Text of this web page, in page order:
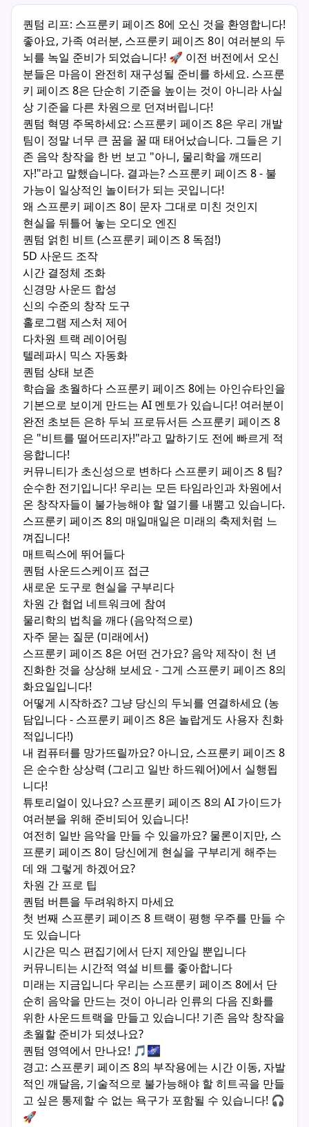
퀀텀 리프: 스프룬키 페이즈 8에 오신 것을 환영합니다!
좋아요, 가족 여러분, 스프룬키 페이즈 8이 여러분의 두
뇌를 녹일 준비가 되었습니다! 🚀 이전 버전에서 오신
분들은 마음이 완전히 재구성될 준비를 하세요. 스프룬
키 페이즈 8은 단순히 기준을 높이는 것이 아니라 사실
상 기준을 다른 차원으로 던져버립니다!
퀀텀 혁명 주목하세요: 스프룬키 페이즈 8은 우리 개발
팀이 정말 너무 큰 꿈을 꿀 때 태어났습니다. 그들은 기
존 음악 창작을 한 번 보고 "아니, 물리학을 깨뜨리
자!"라고 말했습니다. 결과는? 스프룬키 페이즈 8 - 불
가능이 일상적인 놀이터가 되는 곳입니다!
왜 스프룬키 페이즈 8이 문자 그대로 미친 것인지
현실을 뒤틀어 놓는 오디오 엔진
퀀텀 얽힌 비트 (스프룬키 페이즈 8 독점!)
5D 사운드 조작
시간 결정체 조화
신경망 사운드 합성
신의 수준의 창작 도구
홀로그램 제스처 제어
다차원 트랙 레이어링
텔레파시 믹스 자동화
퀀텀 상태 보존
학습을 초월하다 스프룬키 페이즈 8에는 아인슈타인을
기본으로 보이게 만드는 AI 멘토가 있습니다! 여러분이
완전 초보든 은하 두뇌 프로듀서든 스프룬키 페이즈 8
은 "비트를 떨어뜨리자!"라고 말하기도 전에 빠르게 적
응합니다!
커뮤니티가 초신성으로 변하다 스프룬키 페이즈 8 팀?
순수한 전기입니다! 우리는 모든 타임라인과 차원에서
온 창작자들이 불가능해야 할 열기를 내뿜고 있습니다.
스프룬키 페이즈 8의 매일매일은 미래의 축제처럼 느
껴집니다!
매트릭스에 뛰어들다
퀀텀 사운드스케이프 접근
새로운 도구로 현실을 구부리다
차원 간 협업 네트워크에 참여
물리학의 법칙을 깨다 (음악적으로)
자주 묻는 질문 (미래에서)
스프룬키 페이즈 8은 어떤 건가요? 음악 제작이 천 년
진화한 것을 상상해 보세요 - 그게 스프룬키 페이즈 8의
화요일입니다!
어떻게 시작하죠? 그냥 당신의 두뇌를 연결하세요 (농
담입니다 - 스프룬키 페이즈 8은 놀랍게도 사용자 친화
적입니다!)
내 컴퓨터를 망가뜨릴까요? 아니요, 스프룬키 페이즈 8
은 순수한 상상력 (그리고 일반 하드웨어)에서 실행됩
니다!
튜토리얼이 있나요? 스프룬키 페이즈 8의 AI 가이드가
여러분을 위해 준비되어 있습니다!
여전히 일반 음악을 만들 수 있을까요? 물론이지만, 스
프룬키 페이즈 8이 당신에게 현실을 구부리게 해주는
데 왜 그렇게 하겠어요?
차원 간 프로 팁
퀀텀 버튼을 두려워하지 마세요
첫 번째 스프룬키 페이즈 8 트랙이 평행 우주를 만들 수
도 있습니다
시간은 믹스 편집기에서 단지 제안일 뿐입니다
커뮤니티는 시간적 역설 비트를 좋아합니다
미래는 지금입니다 우리는 스프룬키 페이즈 8에서 단
순히 음악을 만드는 것이 아니라 인류의 다음 진화를
위한 사운드트랙을 만들고 있습니다! 기존 음악 창작을
초월할 준비가 되셨나요?
퀀텀 영역에서 만나요! 🎵🌌
경고: 스프룬키 페이즈 8의 부작용에는 시간 이동, 자발
적인 깨달음, 기술적으로 불가능해야 할 히트곡을 만들
고 싶은 통제할 수 없는 욕구가 포함될 수 있습니다! 🎧
🚀